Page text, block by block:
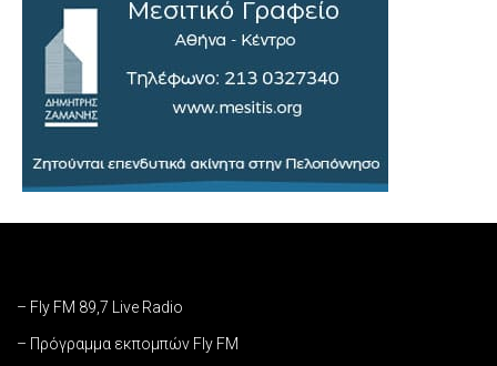
– Fly FM 89,7 Live Radio
– Πρόγραμμα εκπομπών Fly FM